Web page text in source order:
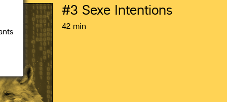
#3 Sexe Intentions
42 min